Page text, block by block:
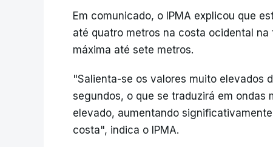
Em comunicado, o IPMA explicou que
até quatro metros na costa ocidental
máxima até sete metros.
"Salienta-se os valores muito elevados
segundos, o que se traduzirá em
elevado, aumentando
costa", indica o IPMA.